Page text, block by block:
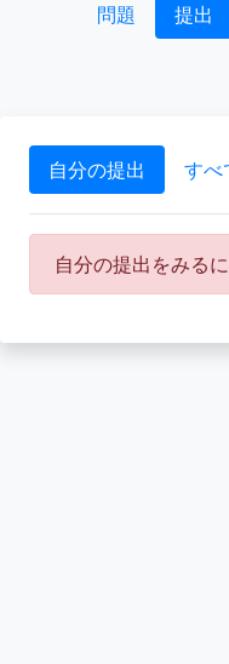
問題 提出
自分の提出 すべ
自分の提出をみる